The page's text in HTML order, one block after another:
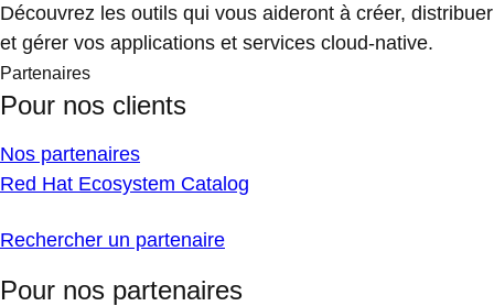
Découvrez les outils qui vous aideront à créer, distribuer
et gérer vos applications et services cloud-native.
Partenaires
Pour nos clients
Nos partenaires
Red Hat Ecosystem Catalog
Rechercher un partenaire
Pour nos partenaires